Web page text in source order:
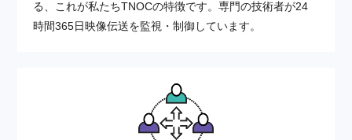
る、これが私たちTNOCの特徴です。専門の技術者が24
時間365日映像伝送を監視・制御しています。